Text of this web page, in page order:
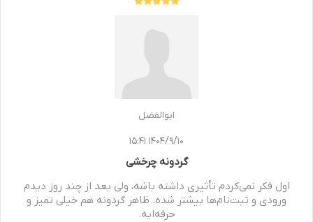
ابوالفضل
1404/9/10 15:41
گردونه چرخشی
اول فکر نمی‌کردم تأثیری داشته باشه، ولی بعد از چند روز دیدم
ورودی‌ و ثبت‌نام‌ها بیشتر شده. ظاهر گردونه هم خیلی تمیز و
حرفه‌ایه.